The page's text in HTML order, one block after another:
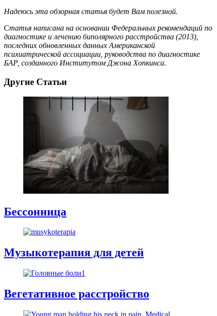
Надеюсь эта обзорная статья будет Вам полезной.
Cтатья написана на основании Федеральных рекомендаций по
диагностике и лечению биполярного расстройства (2013),
последних обновленных данных Американской
психиатрической ассоциации, руководства по диагностике
БАР, созданного Институтом Джона Хопкинса.
Другие Статьи
Бессонница
Музыкотерапия для детей
Вегетативное расстройство